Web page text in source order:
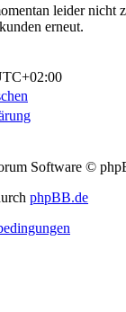
leider nicht
erneut.
Software ©
phpBB.de